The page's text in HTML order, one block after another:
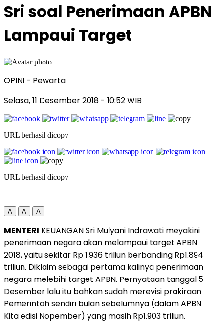
Sri soal Penerimaan APBN
Lampaui Target
OPINI - Pewarta
Selasa, 11 Desember 2018 - 10:52 WIB
URL berhasil dicopy
URL berhasil dicopy
A A A
MENTERI KEUANGAN Sri Mulyani Indrawati meyakini
penerimaan negara akan melampaui target APBN
2018, yaitu sekitar Rp 1.936 triliun berbanding Rp1.894
triliun. Diklaim sebagai pertama kalinya penerimaan
negara melebihi target APBN. Pernyataan tanggal 5
Desember lalu itu bahkan sudah merevisi prakiraan
Pemerintah sendiri bulan sebelumnya (dalam APBN
Kita edisi Nopember) yang masih Rp1.903 triliun.